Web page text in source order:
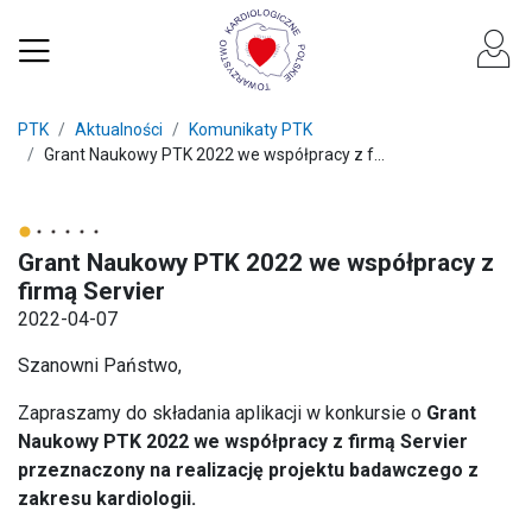
PTK Aktualności
Komunikaty PTK
Grant Naukowy PTK 2022 we współpracy z f...
Grant Naukowy PTK 2022 we współpracy z
firmą Servier
2022-04-07
Szanowni Państwo,
Zapraszamy do składania aplikacji w konkursie o Grant
Naukowy PTK 2022 we współpracy z firmą Servier
przeznaczony na realizację projektu badawczego z
zakresu kardiologii.